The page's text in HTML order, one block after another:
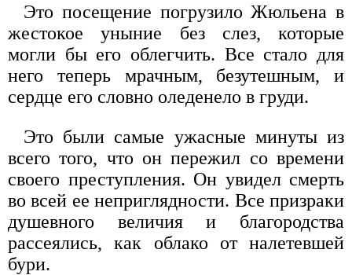
Это посещение погрузило Жюльена в
жестокое уныние без слез, которые
могли бы его облегчить. Все стало для
него теперь мрачным, безутешным, и
сердце его словно оледенело в груди.
Это были самые ужасные минуты из
всего того, что он пережил со времени
своего преступления. Он увидел смерть
во всей ее неприглядности. Все призраки
душевного величия и благородства
рассеялись, как облако от налетевшей
бури.